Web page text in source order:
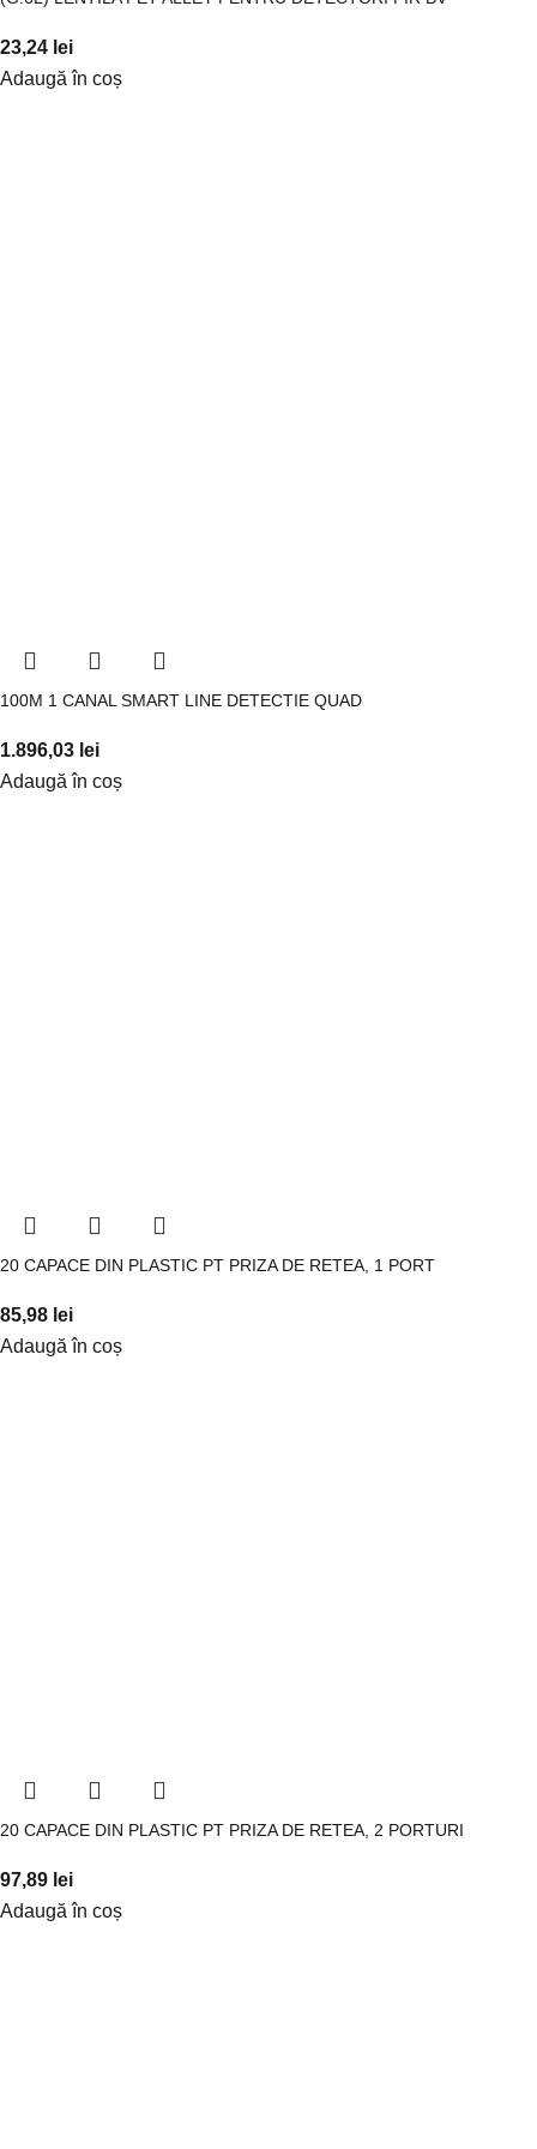
23,24 lei
Adaugă în coș
100M 1 CANAL SMART LINE DETECTIE QUAD
1.896,03 lei
Adaugă în coș
20 CAPACE DIN PLASTIC PT PRIZA DE RETEA, 1 PORT
85,98 lei
Adaugă în coș
20 CAPACE DIN PLASTIC PT PRIZA DE RETEA, 2 PORTURI
97,89 lei
Adaugă în coș